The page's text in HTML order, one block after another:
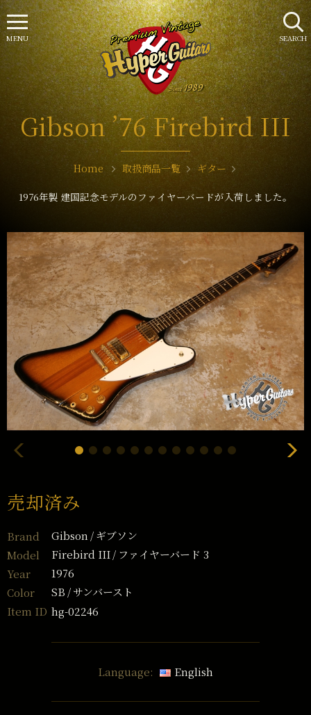
Gibson ’76 Firebird III
Home 取扱商品一覧 ギター
1976年製 建国記念モデルのファイヤーバードが入荷しました。
売却済み
Brand Gibson
ギブソン
Model
Firebird III
ファイヤーバード 3
Year
1976
Color
SB
サンバースト
Item ID hg-02246
Language: English
SEARCH
MENU